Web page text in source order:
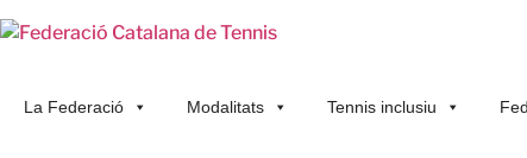
La Federació Modalitats Tennis inclusiu